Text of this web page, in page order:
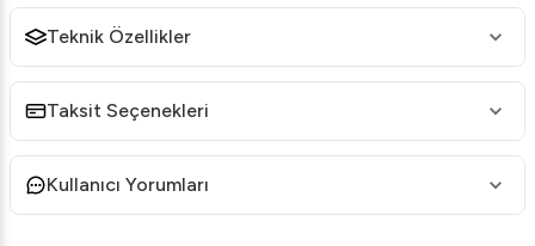
uygun depolama koşulları sağlar.
yüksek performans sunar.
Defrost sırasında minimum sıcaklık artışı ile enerji tasarrufu
sağlar.
Özel tasarım hava kanalı, dolap içi optimum hava dağılımını
Teknik Özellikler
Taksit Seçenekleri
Kullanıcı Yorumları